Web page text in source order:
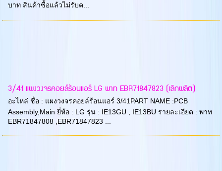
บาท สินค้าซื้อแล้วไม่รับค...
3/41 แผงวงจรคอยล์ร้อนแอร์ LG พาท EBR71847823 (เลิกผลิต)
อะไหล่ ชื่อ : แผงวงจรคอยล์ร้อนแอร์ 3/41PART NAME :PCB
Assembly,Main ยี่ห้อ : LG รุ่น : IE13GU , IE13BU รายละเอียด : พาท
EBR71847808 ,EBR71847823 ...